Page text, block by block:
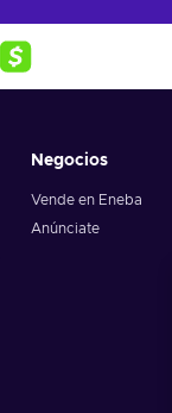
Negocios
Vende en Eneba
Anúnciate